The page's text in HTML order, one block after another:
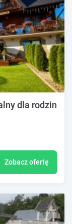
dla rodzin
Zobacz ofertę